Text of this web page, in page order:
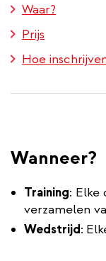
Waar?
Prijs
Hoe
Wanneer?
Training: Elke
verzamelen
Wedstrijd: